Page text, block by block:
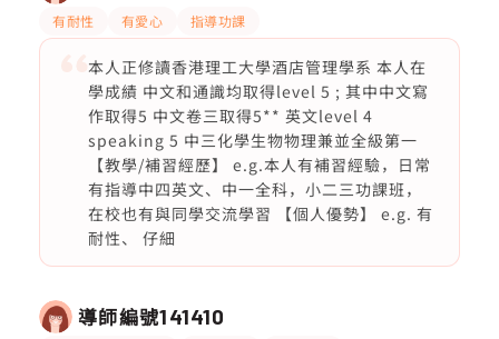
有耐性 有愛心 指導功課
本人正修讀香港理工大學酒店管理學系 本人在
學成績 中文和通識均取得level 5 ; 其中中文寫
作取得5 中文卷三取得5** 英文level 4
speaking 5 中三化學生物物理兼並全級第一
【教學/補習經歷】 e.g.本人有補習經驗，日常
有指導中四英文、中一全科，小二三功課班，
在校也有與同學交流學習 【個人優勢】 e.g. 有
耐性、 仔細
導師編號141410